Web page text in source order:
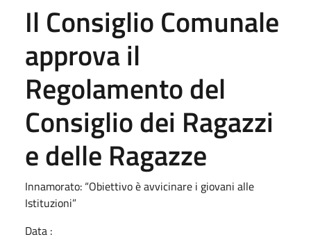
Il Consiglio Comunale
approva il
Regolamento del
Consiglio dei Ragazzi
e delle Ragazze
Innamorato: “Obiettivo è avvicinare i giovani alle
Istituzioni”
Data :